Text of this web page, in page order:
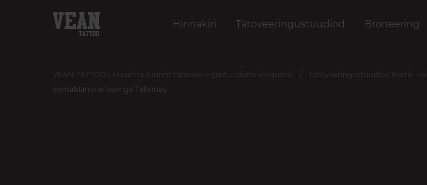
Hinnakiri Tätoveeringustuudiod Broneering
VEAN TATTOO | Maailma suurim tätoveeringustuudiote võrgustik Tätoveeringustuudiod Eestis:
eemaldamine laseriga Tallinnas